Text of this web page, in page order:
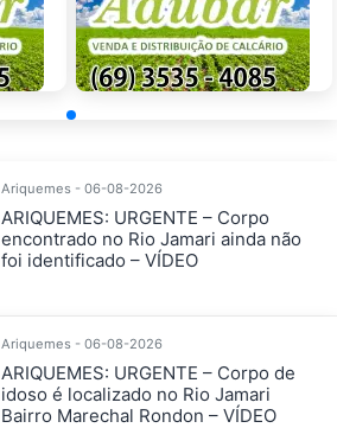
Ariquemes - 06-08-2026
ARIQUEMES: URGENTE – Corpo
encontrado no Rio Jamari ainda não
foi identificado – VÍDEO
Ariquemes - 06-08-2026
ARIQUEMES: URGENTE – Corpo de
idoso é localizado no Rio Jamari
Bairro Marechal Rondon – VÍDEO